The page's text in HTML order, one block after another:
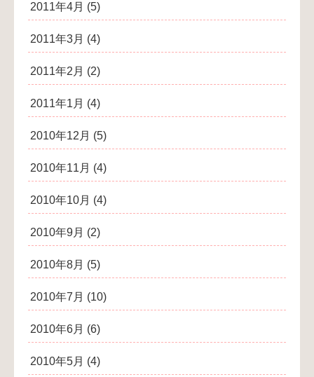
2011年4月 (5)
2011年3月 (4)
2011年2月 (2)
2011年1月 (4)
2010年12月 (5)
2010年11月 (4)
2010年10月 (4)
2010年9月 (2)
2010年8月 (5)
2010年7月 (10)
2010年6月 (6)
2010年5月 (4)